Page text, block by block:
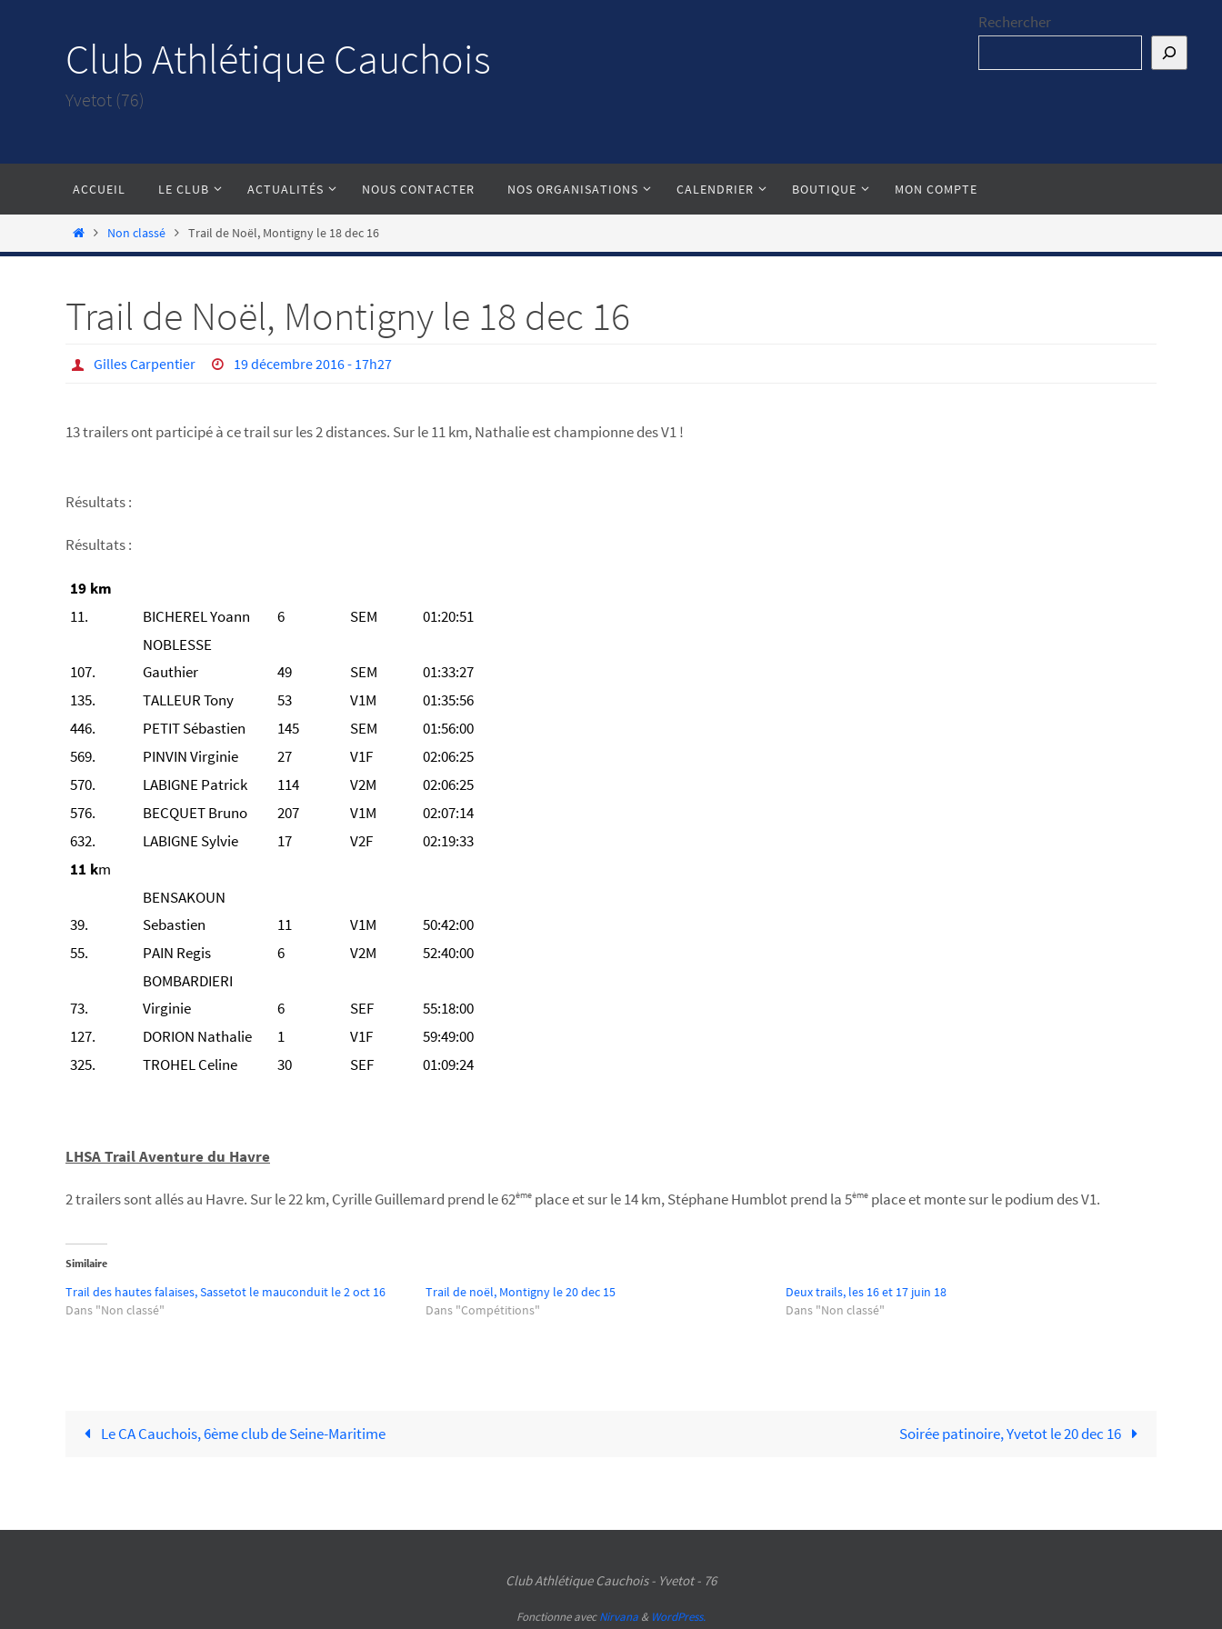
Club Athlétique Cauchois
Yvetot (76)
Rechercher
le
ACCUEIL LE CLUB ACTUALITÉS NOUS CONTACTER NOS ORGANISATIONS CALENDRIER BOUTIQUE MON COMPTE
HomeNon classé Trail de Noël, Montigny le 18 dec 16
Trail de Noël, Montigny le 18 dec 16
Gilles Carpentier 19 décembre 2016 - 17h27
13 trailers ont participé à ce trail sur les 2 distances. Sur le 11 km, Nathalie est championne des V1 !
Résultats :
Résultats :
19 km
11.
BICHEREL Yoann 6 SEM 01:20:51
107.
NOBLESSE
Gauthier
49 SEM
01:33:27
135.
TALLEUR Tony 53 V1M
01:35:56
446.
PETIT Sébastien 145 SEM
01:56:00
569.
PINVIN Virginie 27 V1F
02:06:25
570.
LABIGNE Patrick 114 V2M
02:06:25
576.
BECQUET Bruno 207 V1M
02:07:14
632.
LABIGNE Sylvie 17 V2F
02:19:33
11 km
39.
BENSAKOUN
Sebastien
11 V1M
50:42:00
55.
PAIN Regis 6 V2M 52:40:00
73.
BOMBARDIERI
Virginie
6 SEF
55:18:00
127.
DORION Nathalie 1 V1F
59:49:00
325.
TROHEL Celine 30 SEF 01:09:24
LHSA Trail Aventure du Havre
2 trailers sont allés au Havre. Sur le 22 km, Cyrille Guillemard prend le 62ème place et sur le 14 km, Stéphane Humblot prend la 5ème place et monte sur le podium des V1.
Similaire
Trail des hautes falaises, Sassetot le mauconduit le 2 oct 16
Dans "Non classé"
Trail de noël, Montigny le 20 dec 15
Dans "Compétitions"
Deux trails, les 16 et 17 juin 18
Dans "Non classé"
Le CA Cauchois, 6ème club de Seine-Maritime Soirée patinoire, Yvetot le 20 dec 16
Club Athlétique Cauchois - Yvetot - 76
Fonctionne avecNirvana & WordPress.